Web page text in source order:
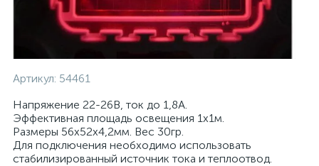
Артикул: 54461
Напряжение 22-26В, ток до 1,8А.
Эффективная площадь освещения 1х1м.
Размеры 56х52х4,2мм. Вес 30гр.
Для подключения необходимо использовать
стабилизированный источник тока и теплоотвод.